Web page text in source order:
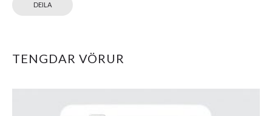
DEILA
TENGDAR VÖRUR